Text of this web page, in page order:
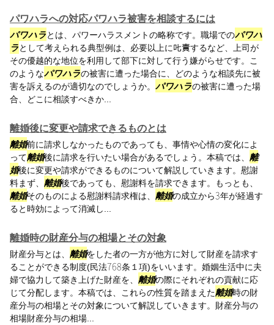
パワハラへの対応パワハラ被害を相談するには
パワハラとは、パワーハラスメントの略称です。職場でのパワハ
ラとして考えられる典型例は、必要以上に𠮟責するなど、上司が
その優越的な地位を利用して部下に対して行う嫌がらせです。こ
のようなパワハラの被害に遭った場合に、どのような相談先に被
害を訴えるのが適切なのでしょうか。 パワハラの被害に遭った場
合、どこに相談すべきか...
離婚後に変更や請求できるものとは
離婚前に請求しなかったものであっても、事情や心情の変化によ
って離婚後に請求を行いたい場合があるでしょう。本稿では、 離
婚後に変更や請求ができるものについて解説していきます。慰謝
料まず、 離婚後であっても、慰謝料を請求できます。もっとも、
離婚そのものによる慰謝料請求権は、 離婚の成立から3年が経過す
ると時効によって消滅し...
離婚時の財産分与の相場とその対象
財産分与とは、 離婚をした者の一方が他方に対して財産を請求す
ることができる制度(民法768条１項)をいいます。婚姻生活中に夫
婦で協力して築き上げた財産を、 離婚の際にそれぞれの貢献に応
じて分配します。本稿では、これらの性質を踏まえた離婚時の財
産分与の相場とその対象について解説していきます。財産分与の
相場財産分与の相場...